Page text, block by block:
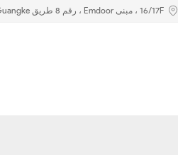
16/17F ، مبنى Emdoor ، رقم 8 طريق Guangke الأول ، منطقة بينغشان ، شنتشن